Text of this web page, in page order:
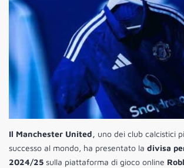
Il Manchester United, uno dei club calcistici
successo al mondo, ha presentato la divisa
2024/25 sulla piattaforma di gioco online